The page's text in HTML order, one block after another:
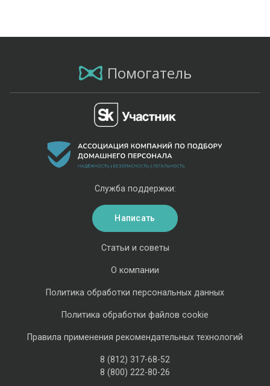
Помогатель
Статьи и советы
О компании
Политика обработки персональных данных
Политика обработки файлов cookie
Правила применения рекомендательных технологий
8 (812) 317-68-52
8 (800) 222-80-26
Служба поддержки:
Написать